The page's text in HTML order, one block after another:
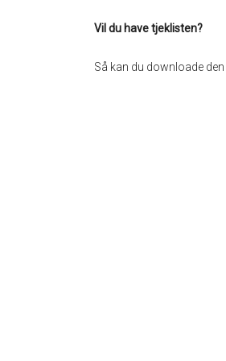
Vil du have tjeklisten?
Så kan du downloade den